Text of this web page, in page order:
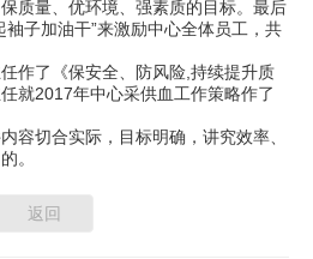
质量、优环境、强素质的目标。最后
子加油干”来激励中心全体员工，共
了《保安全、防风险,持续提升质
就2017年中心采供血工作策略作了
切合实际，目标明确，讲究效率、
的。
返回